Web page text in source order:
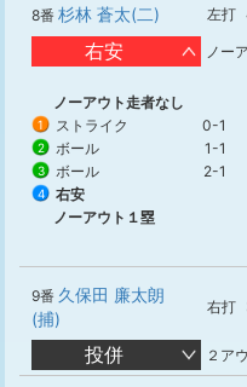
8番 杉林 蒼太(二) 左打
右安 ノー
ノーアウト走者なし
1 ストライク 0-1
2 ボール 1-1
3 ボール 2-1
4
右安
ノーアウト１塁
9番 久保田 廉太朗
(捕)
右打
投併 ２ア